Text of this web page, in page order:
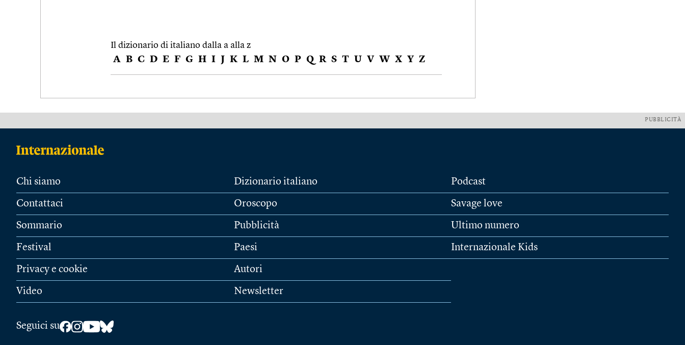
Il dizionario di italiano dalla a alla z
A B C D E F G H I J K L M N O P Q R S T U V W X Y Z
PUBBLICITÀ
Chi siamo
Contattaci
Sommario
Festival
Privacy e cookie
Video
Dizionario italiano
Oroscopo
Pubblicità
Paesi
Autori
Newsletter
Podcast
Savage love
Ultimo numero
Internazionale Kids
Seguici su